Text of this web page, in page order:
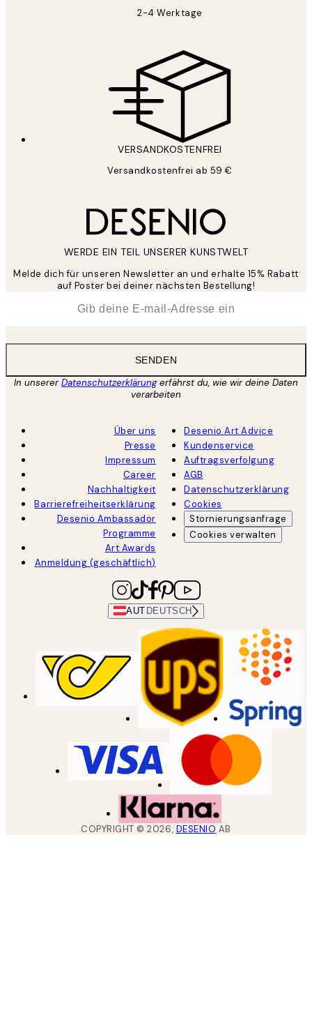
2-4 Werktage
VERSANDKOSTENFREI
Versandkostenfrei ab 59 €
WERDE EIN TEIL UNSERER KUNSTWELT
Melde dich für unseren Newsletter an und erhalte 15% Rabatt
auf Poster bei deiner nächsten Bestellung!
SENDEN
In unsererDatenschutzerklärungerfährst du, wie wir deine Daten
verarbeiten
Über uns
Presse
Impressum
Career
Nachhaltigkeit
Barrierefreiheitserklärung
Desenio Ambassador
Programme
Art Awards
Anmeldung (geschäftlich)
Desenio Art Advice
Kundenservice
Auftragsverfolgung
AGB
Datenschutzerklärung
Cookies
Stornierungsanfrage
Cookies verwalten
AUT DEUTSCH
COPYRIGHT ©2026, DESENIO AB